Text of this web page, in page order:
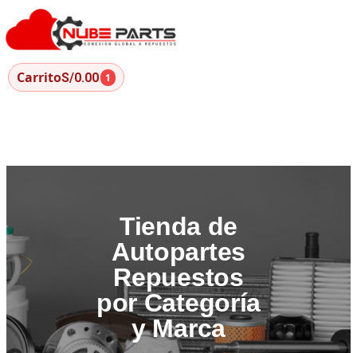
CarritoS/0.00 1
Tienda de
Autopartes
Repuestos
por Categoría
y Marca